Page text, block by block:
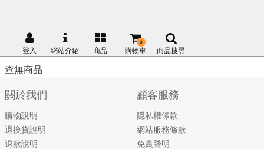
登入 網站介紹 商品 購物車
0
商品搜尋
查無商品
關於我們
購物說明
退換貨說明
退款說明
顧客服務
隱私權條款
網站服務條款
免責聲明